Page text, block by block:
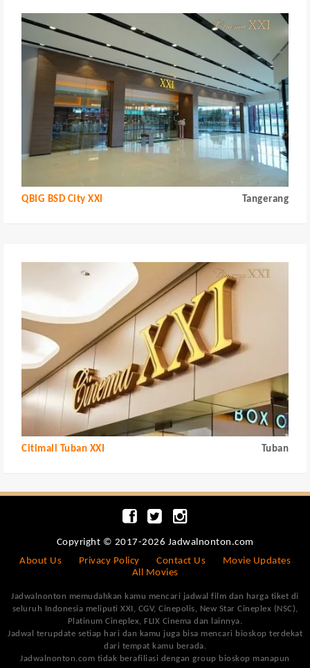
QBIG BSD City XXI Tangerang
Citimall Tuban XXI Tuban
Copyright © 2017-2026 Jadwalnonton.com
About Us
Privacy Policy Contact Us
Movie Updates
All Movies
Jadwalnonton memudahkan kamu mencari jadwal film dan harga tiket di
seluruh Indonesia meliputi XXI, CGV, Cinepolis, New Star Cineplex (NSC),
Platinum Cineplex, FLIX Cinema dan lainnya.
Jadwal terupdate setiap hari dan kamu juga bisa mencari bioskop terdekat
dari tempat kamu berada.
Jadwalnonton.com tidak berafiliasi dengan group bioskop manapun